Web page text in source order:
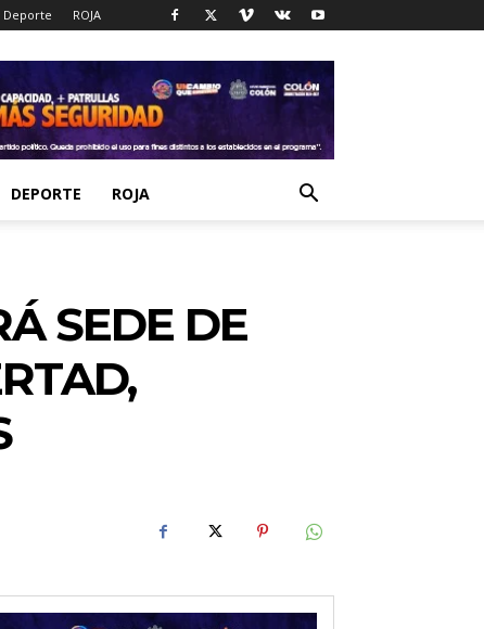
Deporte ROJA
DEPORTE ROJA
SEDE DE